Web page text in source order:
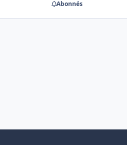
Abonnés